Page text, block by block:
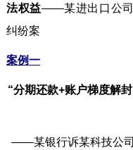
法权益——某进出口公司
纠纷案
案例一
“分期还款+账户梯度解
——某银行诉某科技公司